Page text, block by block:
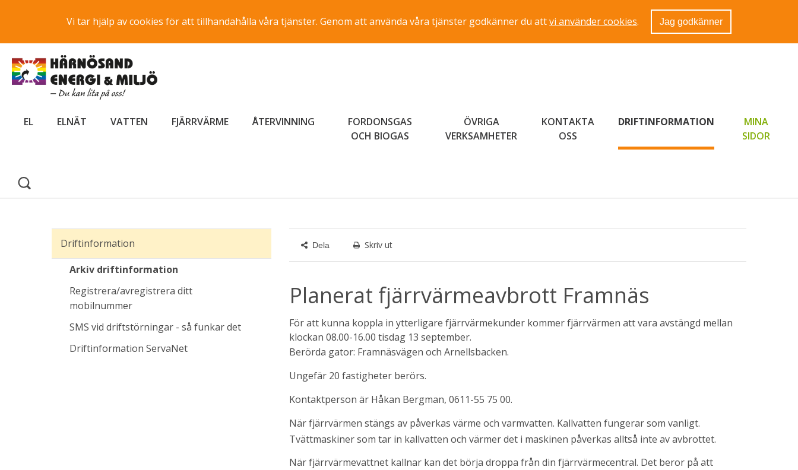
Vi tar hjälp av cookies för att tillhandahålla våra tjänster. Genom att använda våra tjänster godkänner du attvi använder cookies. Jag godkänner
EL ELNÄT VATTEN FJÄRRVÄRME ÅTERVINNING
FORDONSGAS
OCH BIOGAS
ÖVRIGA
VERKSAMHETER
KONTAKTA
OSS
DRIFTINFORMATION
MINA
SIDORLÄNK
Driftinformation
Arkiv driftinformation
Registrera/avregistrera ditt
mobilnummer
SMS vid driftstörningar - så funkar det
Driftinformation ServaNetLänk till annan webbplats.
Dela Skriv ut
Planerat fjärrvärmeavbrott Framnäs
För att kunna koppla in ytterligare fjärrvärmekunder kommer fjärrvärmen att vara avstängd mellan
klockan 08.00-16.00 tisdag 13 september.
Berörda gator: Framnäsvägen och Arnellsbacken.
Ungefär 20 fastigheter berörs.
Kontaktperson är Håkan Bergman, 0611-55 75 00.
När fjärrvärmen stängs av påverkas värme och varmvatten. Kallvatten fungerar som vanligt.
Tvättmaskiner som tar in kallvatten och värmer det i maskinen påverkas alltså inte av avbrottet.
När fjärrvärmevattnet kallnar kan det börja droppa från din fjärrvärmecentral. Det beror på att